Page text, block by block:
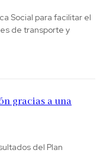
Social para facilitar el
de transporte y
gracias a una
del Plan